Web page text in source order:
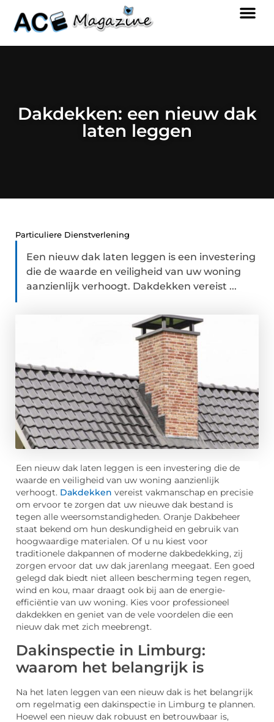
Dakdekken: een nieuw dak
laten leggen
Particuliere Dienstverlening
Een nieuw dak laten leggen is een investering
die de waarde en veiligheid van uw woning
aanzienlijk verhoogt. Dakdekken vereist ...
Een nieuw dak laten leggen is een investering die de
waarde en veiligheid van uw woning aanzienlijk
verhoogt. Dakdekken vereist vakmanschap en precisie
om ervoor te zorgen dat uw nieuwe dak bestand is
tegen alle weersomstandigheden. Oranje Dakbeheer
staat bekend om hun deskundigheid en gebruik van
hoogwaardige materialen. Of u nu kiest voor
traditionele dakpannen of moderne dakbedekking, zij
zorgen ervoor dat uw dak jarenlang meegaat. Een goed
gelegd dak biedt niet alleen bescherming tegen regen,
wind en kou, maar draagt ook bij aan de energie-
efficiëntie van uw woning. Kies voor professioneel
dakdekken en geniet van de vele voordelen die een
nieuw dak met zich meebrengt.
Dakinspectie in Limburg:
waarom het belangrijk is
Na het laten leggen van een nieuw dak is het belangrijk
om regelmatig een dakinspectie in Limburg te plannen.
Hoewel een nieuw dak robuust en betrouwbaar is,